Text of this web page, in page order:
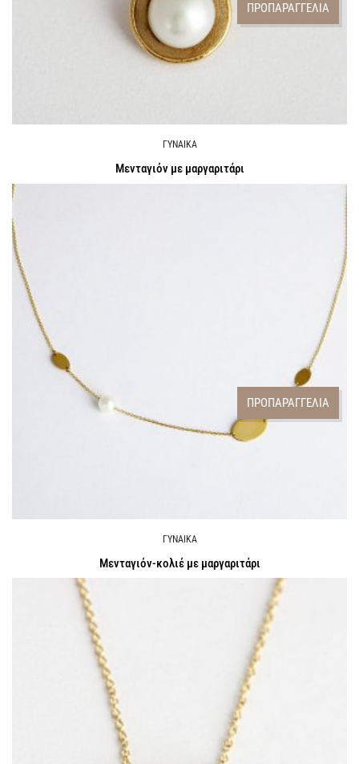
ΠΡΟΠΑΡΑΓΓΕΛΙΑ
ΓΥΝΑΙΚΑ
Μενταγιόν με μαργαριτάρι
ΠΡΟΠΑΡΑΓΓΕΛΙΑ
ΓΥΝΑΙΚΑ
Μενταγιόν-κολιέ με μαργαριτάρι